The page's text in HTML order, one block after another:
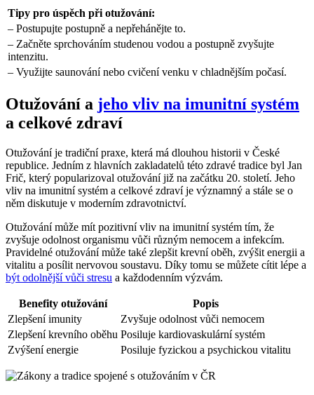
Tipy pro úspěch při otužování:
– Postupujte postupně a nepřehánějte to.
– Začněte sprchováním studenou vodou a postupně zvyšujte
intenzitu.
– Využijte saunování nebo cvičení venku v chladnějším počasí.
Otužování a jeho vliv na imunitní systém
a celkové zdraví
Otužování je tradiční praxe, která má dlouhou historii v České
republice. Jedním z hlavních zakladatelů této zdravé tradice byl Jan
Frič, který popularizoval otužování již na začátku 20. století. Jeho
vliv na imunitní systém a celkové zdraví je významný a stále se o
něm diskutuje v moderním zdravotnictví.
Otužování může mít pozitivní vliv na imunitní systém tím, že
zvyšuje odolnost organismu vůči různým nemocem a infekcím.
Pravidelné otužování může také zlepšit krevní oběh, zvýšit energii a
vitalitu a posílit nervovou soustavu. Díky tomu se můžete cítit lépe a
být odolnější vůči stresu a každodenním výzvám.
Benefity otužování
Popis
Zlepšení imunity
Zvyšuje odolnost vůči nemocem
Zlepšení krevního oběhu Posiluje kardiovaskulární systém
Zvýšení energie
Posiluje fyzickou a psychickou vitalitu